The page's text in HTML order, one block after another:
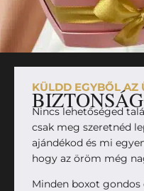
KÜLDD EGYBŐL AZ
Nincs lehetőséged
csak meg szeretnéd
ajándékod és mi
hogy az öröm még
Minden boxot gondos